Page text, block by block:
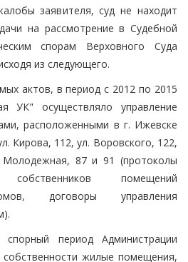
заявителя, суд не находит
на рассмотрение в Судебной
спорам Верховного Суда
из следующего.
актов, в период с 2012 по 2015
УК" осуществляло управление
расположенными в г. Ижевске
Кирова, 112, ул. Воровского, 122,
87 и 91 (протоколы
помещений
договоры управления
период Администрации
жилые помещения,